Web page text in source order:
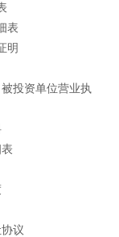
表
明
投资单位营业执
议